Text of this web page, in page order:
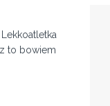
to bowiem